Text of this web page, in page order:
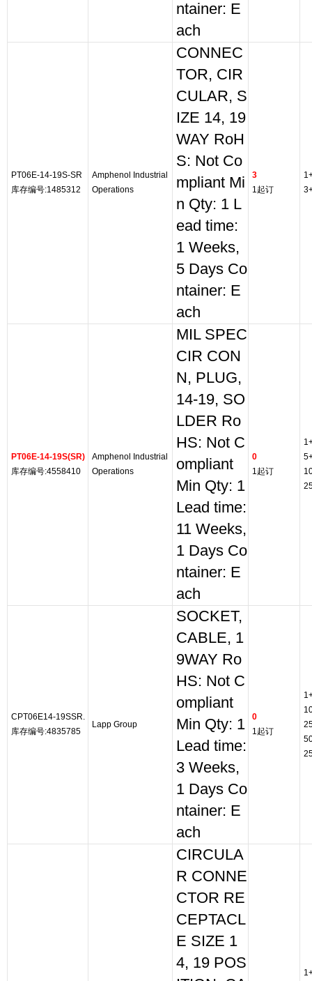
ntainer: E
ach
PT06E-14-19S-SR
库存编号:1485312
Amphenol Industrial
Operations
CONNEC
TOR, CIR
CULAR, S
IZE 14, 19
WAY RoH
S: Not Co
mpliant Mi
n Qty: 1 L
ead time:
1 Weeks,
5 Days Co
ntainer: E
ach
3
1起订
PT06E-14-19S(SR)
库存编号:4558410
Amphenol Industrial
Operations
MIL SPEC
CIR CON
N, PLUG,
14-19, SO
LDER Ro
HS: Not C
ompliant
Min Qty: 1
Lead time:
11 Weeks,
1 Days Co
ntainer: E
ach
0
1起订
CPT06E14-19SSR.
库存编号:4835785
Lapp Group
SOCKET,
CABLE, 1
9WAY Ro
HS: Not C
ompliant
Min Qty: 1
Lead time:
3 Weeks,
1 Days Co
ntainer: E
ach
0
1起订
CIRCULA
R CONNE
CTOR RE
CEPTACL
E SIZE 1
4, 19 POS